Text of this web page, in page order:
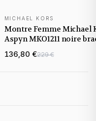
NOUVEAUTÉ
MICHAEL KORS
Montre Femme Michael
Aspyn MKO1211 noire
maillons acier
136,80 €229 €